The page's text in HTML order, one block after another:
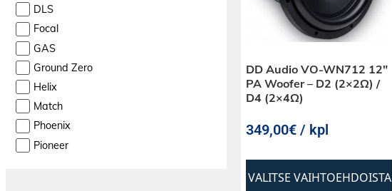
DLS
Focal
GAS
Ground Zero
Helix
Match
Phoenix
Pioneer
DD Audio VO-WN712 12″
PA Woofer – D2 (2×2Ω) /
D4 (2×4Ω)
349,00€ / kpl
VALITSE VAIHTOEHDOISTA